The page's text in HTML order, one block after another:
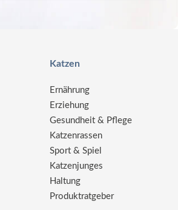
Katzen
Ernährung
Erziehung
Gesundheit & Pflege
Katzenrassen
Sport & Spiel
Katzenjunges
Haltung
Produktratgeber